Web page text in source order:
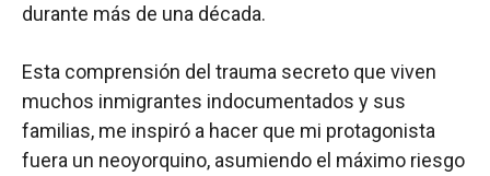
durante más de una década.
Esta comprensión del trauma secreto que viven
muchos inmigrantes indocumentados y sus
familias, me inspiró a hacer que mi protagonista
fuera un neoyorquino, asumiendo el máximo riesgo